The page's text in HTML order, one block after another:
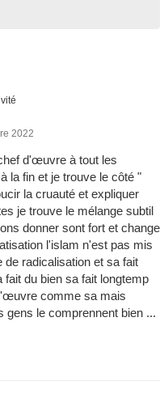
2022
d'œuvre à tout les
la fin et je trouve le côté "
la cruauté et expliquer
je trouve le mélange subtil
donner sont fort et change
l'islam n'est pas mis
radicalisation et sa fait
du bien sa fait longtemp
comme sa mais
gens le comprennent bien ...